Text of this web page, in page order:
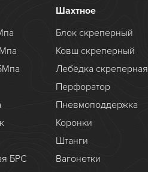
БРС
Шахтное
Блок скреперный
Ковш скреперный
Лебёдка скреперная
Перфоратор
Пневмоподдержка
Коронки
Штанги
Вагонетки